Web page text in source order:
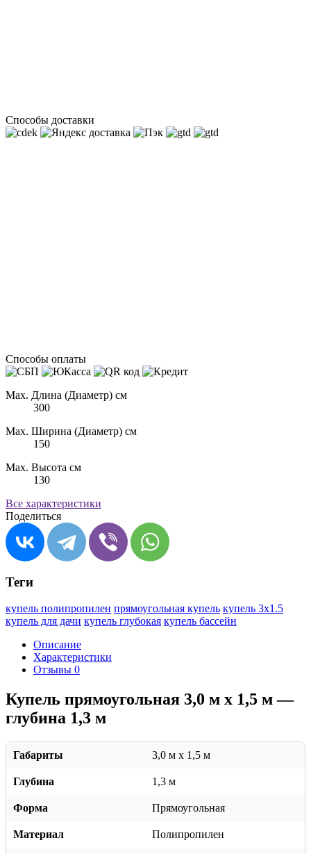
Способы доставки
Способы оплаты
Max. Длина (Диаметр) см
300
Max. Ширина (Диаметр) см
150
Max. Высота см
130
Все характеристики
Поделиться
Теги
купель полипропилен прямоугольная купель купель 3x1.5
купель для дачи купель глубокая купель бассейн
Описание
Характеристики
Отзывы 0
Купель прямоугольная 3,0 м x 1,5 м —
глубина 1,3 м
Габариты 3,0 м x 1,5 м
Глубина 1,3 м
Форма Прямоугольная
Материал Полипропилен